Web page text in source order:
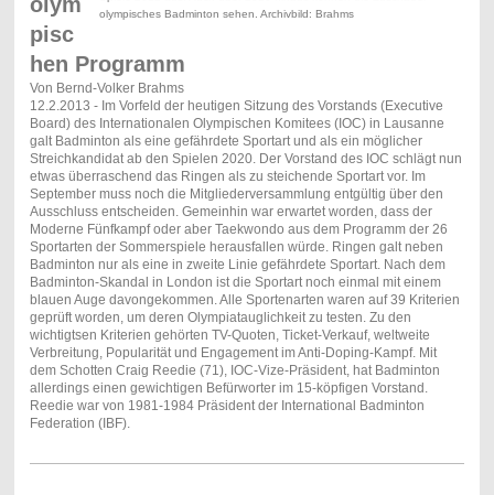
olympisches Badminton sehen. Archivbild: Brahms
pisc
hen Programm
Von Bernd-Volker Brahms
12.2.2013 - Im Vorfeld der heutigen Sitzung des Vorstands (Executive
Board) des Internationalen Olympischen Komitees (IOC) in Lausanne
galt Badminton als eine gefährdete Sportart und als ein möglicher
Streichkandidat ab den Spielen 2020. Der Vorstand des IOC schlägt nun
etwas überraschend das Ringen als zu steichende Sportart vor. Im
September muss noch die Mitgliederversammlung entgültig über den
Ausschluss entscheiden. Gemeinhin war erwartet worden, dass der
Moderne Fünfkampf oder aber Taekwondo aus dem Programm der 26
Sportarten der Sommerspiele herausfallen würde. Ringen galt neben
Badminton nur als eine in zweite Linie gefährdete Sportart. Nach dem
Badminton-Skandal in London ist die Sportart noch einmal mit einem
blauen Auge davongekommen. Alle Sportenarten waren auf 39 Kriterien
geprüft worden, um deren Olympiatauglichkeit zu testen. Zu den
wichtigtsen Kriterien gehörten TV-Quoten, Ticket-Verkauf, weltweite
Verbreitung, Popularität und Engagement im Anti-Doping-Kampf. Mit
dem Schotten Craig Reedie (71), IOC-Vize-Präsident, hat Badminton
allerdings einen gewichtigen Befürworter im 15-köpfigen Vorstand.
Reedie war von 1981-1984 Präsident der International Badminton
Federation (IBF).